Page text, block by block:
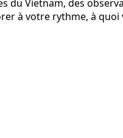
du Vietnam, des
à votre rythme, à